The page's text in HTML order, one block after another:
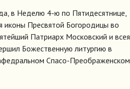
в Неделю 4-ю по Пятидесятнице,
иконы Пресвятой Богородицы во
Патриарх Московский и всея
Божественную литургию в
Спасо-Преображенском